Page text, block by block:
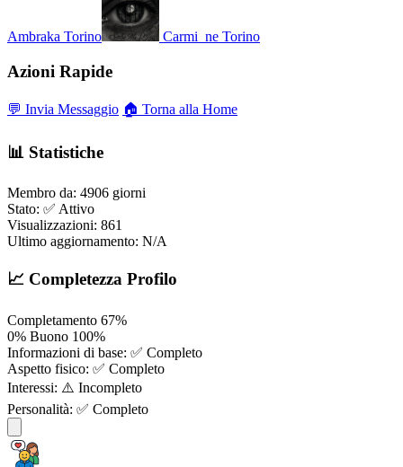
Ambraka Torino Carmi_ne Torino
Azioni Rapide
💬 Invia Messaggio 🏠 Torna alla Home
📊 Statistiche
Membro da: 4906 giorni
Stato: ✅ Attivo
Visualizzazioni: 861
Ultimo aggiornamento: N/A
📈 Completezza Profilo
Completamento 67%
0% Buono 100%
Informazioni di base: ✅ Completo
Aspetto fisico: ✅ Completo
Interessi: ⚠️ Incompleto
Personalità: ✅ Completo